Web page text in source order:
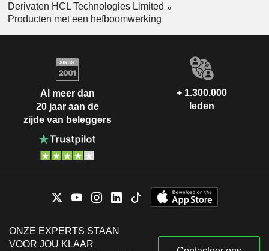
Derivaten HCL Technologies Limited
Producten met een hefboomwerking
Al meer dan
20 jaar aan de
zijde van beleggers
+ 1.300.000
leden
ONZE EXPERTS STAAN
VOOR JOU KLAAR